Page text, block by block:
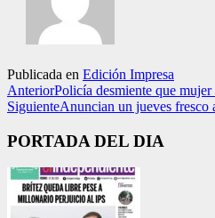
Publicada en Edición Impresa
AnteriorPolicía desmiente que
SiguienteAnuncian un jueves fresco
PORTADA DEL DIA